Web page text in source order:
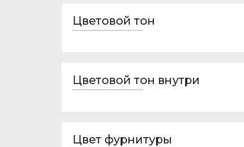
Цветовой тон
Цветовой тон внутри
Цвет фурнитуры